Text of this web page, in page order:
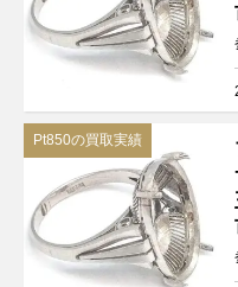
Pt850の買取実績